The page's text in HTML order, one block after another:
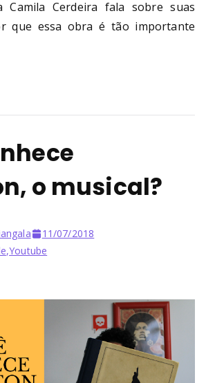
Cerdeira fala sobre suas
que essa obra é tão importante
o musical?
11/07/2018
,Youtube